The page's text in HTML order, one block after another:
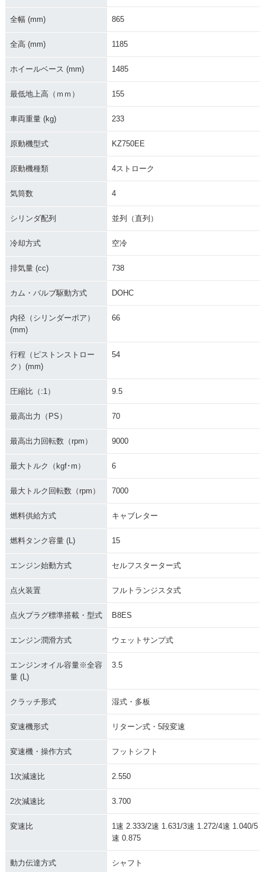
全幅 (mm) 865
全高 (mm) 1185
ホイールベース (mm) 1485
最低地上高（ｍｍ） 155
車両重量 (kg) 233
原動機型式 KZ750EE
原動機種類 4ストローク
気筒数 4
シリンダ配列 並列（直列）
冷却方式 空冷
排気量 (cc) 738
カム・バルブ駆動方式 DOHC
内径（シリンダーボア）
(mm)
66
行程（ピストンストロー
ク）(mm)
54
圧縮比（:1） 9.5
最高出力（PS） 70
最高出力回転数（rpm） 9000
最大トルク（kgf･m） 6
最大トルク回転数（rpm） 7000
燃料供給方式 キャブレター
燃料タンク容量 (L) 15
エンジン始動方式 セルフスターター式
点火装置 フルトランジスタ式
点火プラグ標準搭載・型式 B8ES
エンジン潤滑方式 ウェットサンプ式
エンジンオイル容量※全容
量 (L)
3.5
クラッチ形式 湿式・多板
変速機形式 リターン式・5段変速
変速機・操作方式 フットシフト
1次減速比 2.550
2次減速比 3.700
変速比
1速 2.333/2速 1.631/3速 1.272/4速 1.040/5
速 0.875
動力伝達方式 シャフト